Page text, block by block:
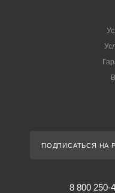
ПОДПИСАТЬСЯ НА
8 800 250-